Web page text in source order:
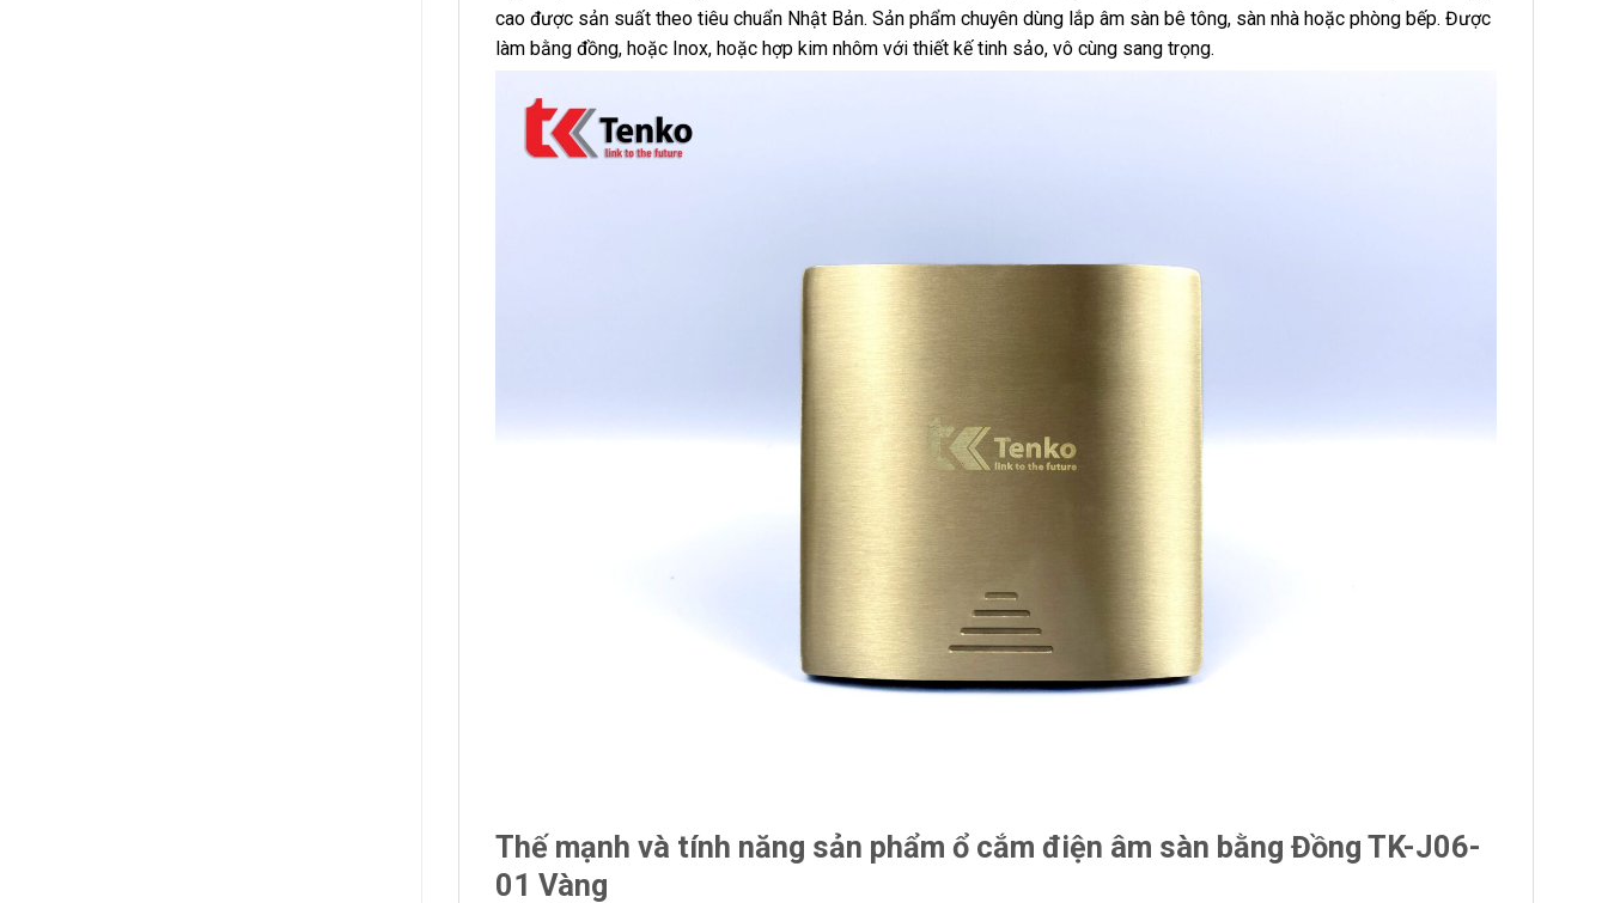
cao được sản suất theo tiêu chuẩn Nhật Bản. Sản phẩm chuyên dùng lắp âm sàn bê tông, sàn nhà hoặc phòng bếp. Được
làm bằng đồng, hoặc Inox, hoặc hợp kim nhôm với thiết kế tinh sảo, vô cùng sang trọng.
Thế mạnh và tính năng sản phẩm ổ cắm điện âm sàn bằng Đồng TK-J06-
01 Vàng